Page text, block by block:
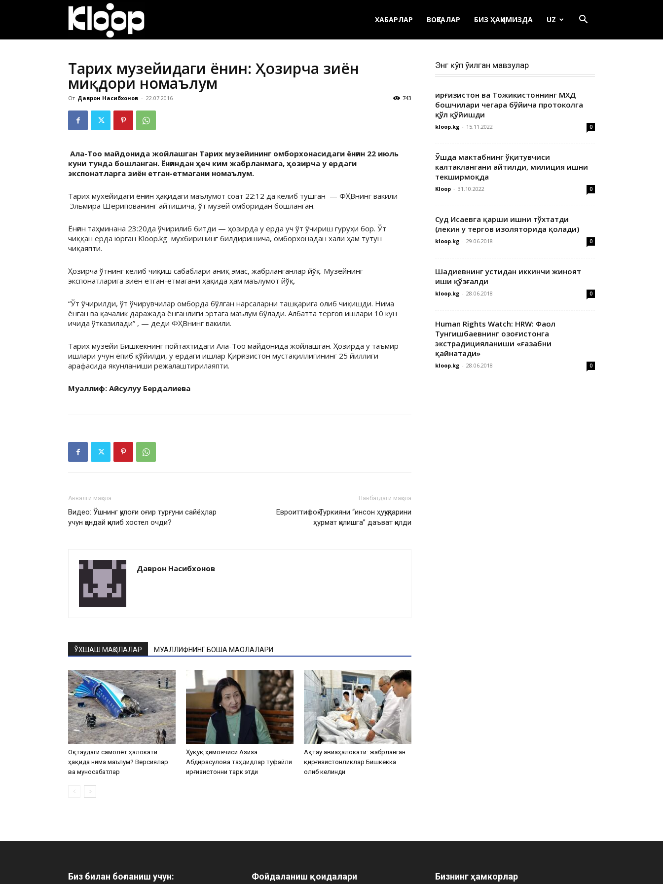
ХАБАРЛАР ВОҚЕАЛАР БИЗ ҲАҚИМИЗДА UZ
Тарих музейидаги ёнғин: Ҳозирча зиён
миқдори номаълум
От Даврон Насибхонов - 22.07.2016 743
Ала-Тоо майдонида жойлашган Тарих музейининг омборхонасидаги ёнғин 22 июль
куни тунда бошланган. Ёнғиндан ҳеч ким жабрланмага, ҳозирча у ердаги
экспонатларга зиён етган-етмагани номаълум.
Тарих мухейидаги ёнғин ҳақидаги маълумот соат 22:12 да келиб тушган — ФҲВнинг вакили
Эльмира Шерипованинг айтишича, ўт музей омборидан бошланган.
Ёнғин таҳминана 23:20да ўчирилиб битди — ҳозирда у ерда уч ўт ўчириш гуруҳи бор. Ўт
чиққан ерда юрган Kloop.kg мухбирининг билдиришича, омборхонадан хали ҳам тутун
чиқаяпти.
Ҳозирча ўтнинг келиб чиқиш сабаблари аниқ эмас, жабрланганлар йўқ. Музейнинг
экспонатларига зиён етган-етмагани ҳақида ҳам маълумот йўқ.
“Ўт ўчирилди, ўт ўчирувчилар омборда бўлган нарсаларни ташқарига олиб чиқишди. Нима
ёнган ва қачалик даражада ёнганлиги эртага маълум бўлади. Албатта тергов ишлари 10 кун
ичида ўтказилади” , — деди ФҲВнинг вакили.
Тарих музейи Бишкекнинг пойтахтидаги Ала-Тоо майдонида жойлашган. Ҳозирда у таъмир
ишлари учун ёпиб қўйилди, у ердаги ишлар Қирғизистон мустақиллигининг 25 йиллиги
арафасида якунланиши режалаштирилаяпти.
Муаллиф: Айсулуу Бердалиева
Аввалги мақола
Видео: Ўшнинг қулоғи оғир турғуни сайёҳлар
учун қандай қилиб хостел очди?
Навбатдаги мақола
Евроиттифоқ Туркияни “инсон ҳуқуқларини
ҳурмат қилишга” даъват қилди
Даврон Насибхонов
ЎХШАШ МАҚОЛАЛАР МУАЛЛИФНИНГ БОШҚА МАҚОЛАЛАРИ
Оқтаудаги самолёт ҳалокати
ҳақида нима маълум? Версиялар
ва муносабатлар
Ҳуқуқ ҳимоячиси Азиза
Абдирасулова таҳдидлар туфайли
Қирғизистонни тарк этди
Ақтау авиаҳалокати: жабрланган
қирғизистонликлар Бишкекка
олиб келинди
Энг кўп ўқилган мавзулар
Қирғизистон ва Тожикистоннинг МХДҚ
бошчилари чегара бўйича протоколга
қўл қўйишди
kloop.kg - 15.11.2022 0
Ўшда мактабнинг ўқитувчиси
калтаклангани айтилди, милиция ишни
текширмоқда
Kloop - 31.10.2022 0
Суд Исаевга қарши ишни тўхтатди
(лекин у тергов изоляторида қолади)
kloop.kg - 29.06.2018 0
Шадиевнинг устидан иккинчи жиноят
иши қўзғалди
kloop.kg - 28.06.2018 0
Human Rights Watch: HRW: Фаол
Тунгишбаевнинг Қозоғистонга
экстрадицияланиши «ғазабни
қайнатади»
kloop.kg - 28.06.2018 0
Биз билан боғланиш учун: Фойдаланиш қоидалари Бизнинг ҳамкорлар